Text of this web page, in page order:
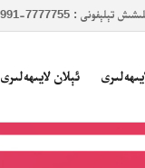
ئۈندىدار - 3935579
ئېلان لايىھەلىرى